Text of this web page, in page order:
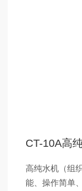
CT-10A高
高纯水机（组
能、操作简单